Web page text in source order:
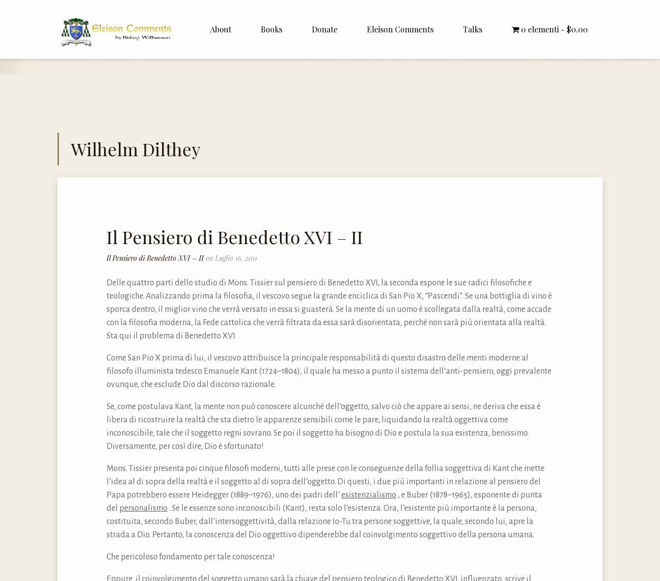
About Books Donate Eleison Comments
Italiano
Talks
Rector Letters
0 elementi $0.00
Wilhelm Dilthey
Il Pensiero di Benedetto XVI – II
Il Pensiero di Benedetto XVI – IIon Luglio 16, 2011
Delle quattro parti dello studio di Mons. Tissier sul pensiero di Benedetto XVI, la seconda espone le sue radici filosofiche e
teologiche. Analizzando prima la filosofia, il vescovo segue la grande enciclica di San Pio X, “Pascendi”. Se una bottiglia di vino è
sporca dentro, il miglior vino che verrà versato in essa si guasterà. Se la mente di un uomo è scollegata dalla realtà, come accade
con la filosofia moderna, la Fede cattolica che verrà filtrata da essa sarà disorientata, perché non sarà più orientata alla realtà.
Sta qui il problema di Benedetto XVI.
Come San Pio X prima di lui, il vescovo attribuisce la principale responsabilità di questo disastro delle menti moderne al
filosofo illuminista tedesco Emanuele Kant (1724–1804), il quale ha messo a punto il sistema dell’anti-pensiero, oggi prevalente
ovunque, che esclude Dio dal discorso razionale.
Se, come postulava Kant, la mente non può conoscere alcunché dell’oggetto, salvo ciò che appare ai sensi, ne deriva che essa è
libera di ricostruire la realtà che sta dietro le apparenze sensibili come le pare, liquidando la realtà oggettiva come
inconoscibile, tale che il soggetto regni sovrano. Se poi il soggetto ha bisogno di Dio e postula la sua esistenza, benissimo.
Diversamente, per così dire, Dio è sfortunato!
Mons. Tissier presenta poi cinque filosofi moderni, tutti alle prese con le conseguenze della follia soggettiva di Kant che mette
l’idea al di sopra della realtà e il soggetto al di sopra dell’oggetto. Di questi, i due più importanti in relazione al pensiero del
Papa potrebbero essere Heidegger (1889–1976), uno dei padri dell’ esistenzialismo , e Buber (1878–1965), esponente di punta
del personalismo . Se le essenze sono inconoscibili (Kant), resta solo l’esistenza. Ora, l’esistente più importante è la persona,
costituita, secondo Buber, dall’intersoggettività, dalla relazione Io-Tu tra persone soggettive, la quale, secondo lui, apre la
strada a Dio. Pertanto, la conoscenza del Dio oggettivo dipenderebbe dal coinvolgimento soggettivo della persona umana.
Che pericoloso fondamento per tale conoscenza!
Eppure, il coinvolgimento del soggetto umano sarà la chiave del pensiero teologico di Benedetto XVI, influenzato, scrive il